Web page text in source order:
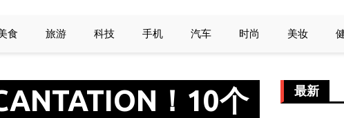
食 旅游 科技 手机 汽车 时尚 美妆
！10个
最新